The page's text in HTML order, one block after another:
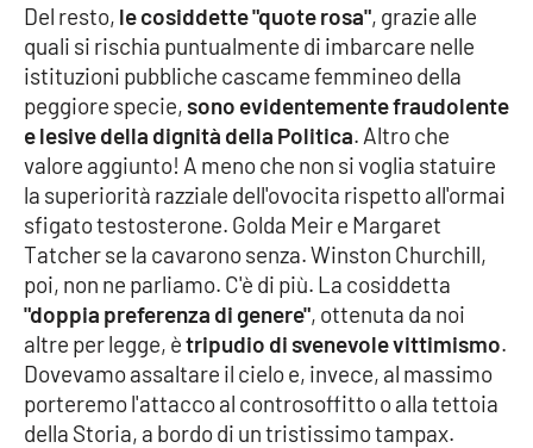
Venti di comunicazione
STREAMING
LaC TV
LaC Network
LaC OnAir
EDIZIONI
LOCALI
Del resto, le cosiddette "quote rosa", grazie alle
quali si rischia puntualmente di imbarcare nelle
istituzioni pubbliche cascame femmineo della
peggiore specie,sono evidentemente fraudolente
e lesive della dignità della Politica. Altro che
valore aggiunto! A meno che non si voglia statuire
la superiorità razziale dell'ovocita rispetto all'ormai
sfigato testosterone. Golda Meir e Margaret
Tatcher se la cavarono senza. Winston Churchill,
poi, non ne parliamo. C'è di più. La cosiddetta
"doppia preferenza di genere", ottenuta da noi
altre per legge, ètripudio di svenevole vittimismo.
Dovevamo assaltare il cielo e, invece, al massimo
porteremo l'attacco al controsoffitto o alla tettoia
della Storia, a bordo di un tristissimo tampax.